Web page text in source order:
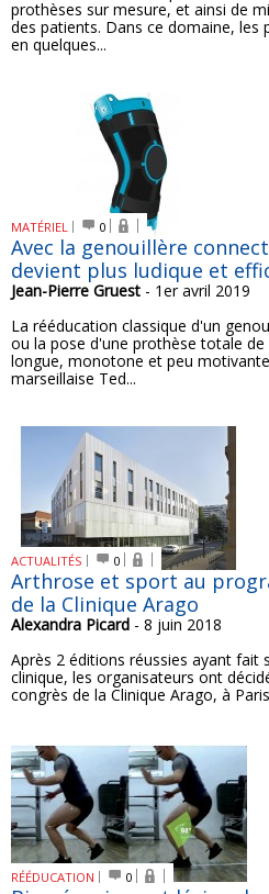
prothèses sur mesure, et ainsi de
des patients. Dans ce domaine, les
en quelques...
MATÉRIEL 0
Avec la genouillère
devient plus ludique et
Jean-Pierre Gruest - 1er avril 2019
La rééducation classique d'un
ou la pose d'une prothèse totale
longue, monotone et peu
marseillaise Ted...
ACTUALITÉS 0
Arthrose et sport au
de la Clinique Arago
Alexandra Picard - 8 juin 2018
Après 2 éditions réussies ayant fait
clinique, les organisateurs ont
congrès de la Clinique Arago, à
RÉÉDUCATION 0